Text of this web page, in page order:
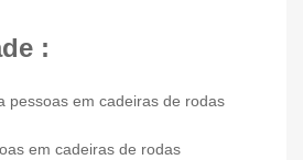
:
pessoas em cadeiras de rodas
em cadeiras de rodas